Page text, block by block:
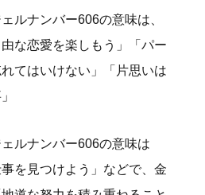
ルナンバー606の意味は、
由な恋愛を楽しもう」「パー
てはいけない」「片思いは
ルナンバー606の意味は
事を見つけよう」などで、金